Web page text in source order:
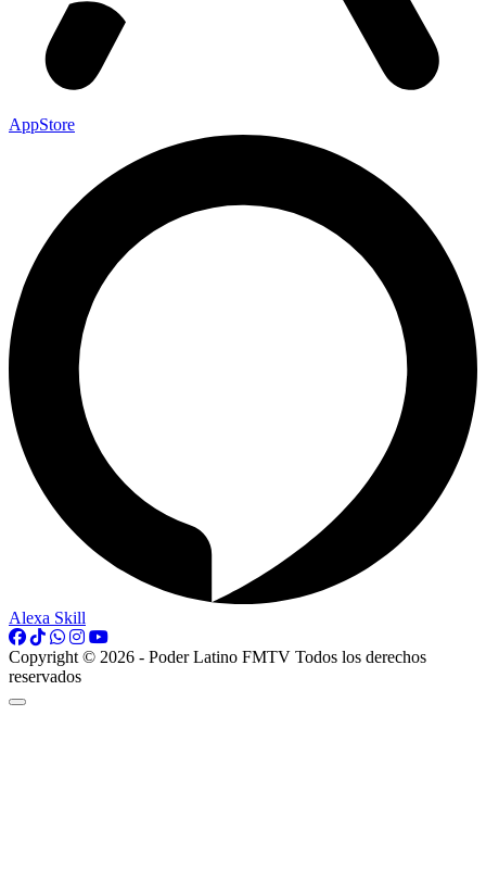
AppStore
Alexa Skill
Copyright © 2026 - Poder Latino FMTV Todos los derechos
reservados